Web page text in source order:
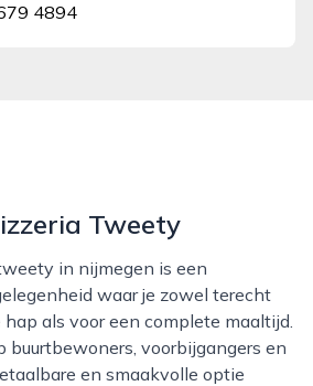
4894
Tweety
waar je zowel terecht
als voor een complete maaltijd.
buurtbewoners, voorbijgangers en
en smaakvolle optie